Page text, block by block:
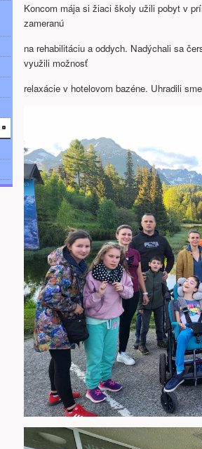
(ľavý stĺpec)
Koncom mája si žiaci školy užili pobyt v
zameranú
na rehabilitáciu a oddych. Nadýchali sa
využili možnosť
relaxácie v hotelovom bazéne. Uhradili